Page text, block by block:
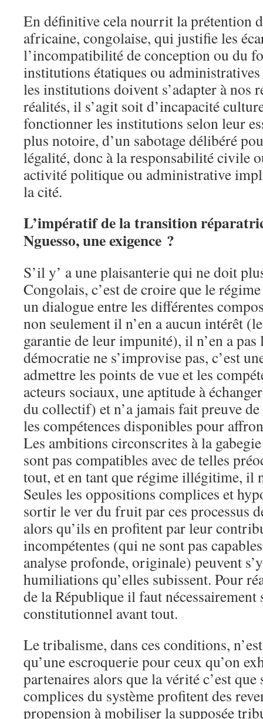
En définitive cela nourrit la prétention
africaine, congolaise, qui justifie les
l’incompatibilité de conception ou du
institutions étatiques ou
les institutions doivent s’adapter à nos
réalités, il s’agit soit d’incapacité
fonctionner les institutions selon leur
plus notoire, d’un sabotage délibéré
légalité, donc à la responsabilité civile
activité politique ou administrative
la cité.
L’impératif de la transition
Nguesso, une exigence ?
S’il y’ a une plaisanterie qui ne doit
Congolais, c’est de croire que le
un dialogue entre les différentes
non seulement il n’en a aucun intérêt
garantie de leur impunité), il n’en a pas
démocratie ne s’improvise pas, c’est
admettre les points de vue et les
acteurs sociaux, une aptitude à
du collectif) et n’a jamais fait preuve
les compétences disponibles pour
Les ambitions circonscrites à la
sont pas compatibles avec de telles
tout, et en tant que régime illégitime, il
Seules les oppositions complices et
sortir le ver du fruit par ces processus
alors qu’ils en profitent par leur
incompétentes (qui ne sont pas
analyse profonde, originale) peuvent
humiliations qu’elles subissent. Pour
de la République il faut
constitutionnel avant tout.
Le tribalisme, dans ces conditions,
qu’une escroquerie pour ceux qu’on
partenaires alors que la vérité c’est
complices du système profitent des
propension à mobiliser la supposée